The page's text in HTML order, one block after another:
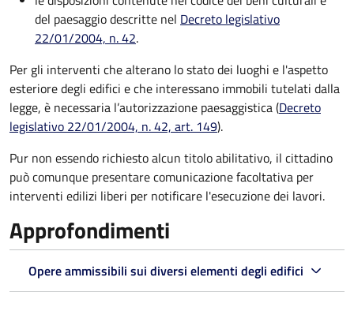
del paesaggio descritte nel Decreto legislativo
22/01/2004, n. 42.
Per gli interventi che alterano lo stato dei luoghi e l'aspetto
esteriore degli edifici e che interessano immobili tutelati dalla
legge, è necessaria l’autorizzazione paesaggistica (Decreto
legislativo 22/01/2004, n. 42, art. 149).
Pur non essendo richiesto alcun titolo abilitativo, il cittadino
può comunque presentare comunicazione facoltativa per
interventi edilizi liberi per notificare l'esecuzione dei lavori.
Approfondimenti
Opere ammissibili sui diversi elementi degli edifici